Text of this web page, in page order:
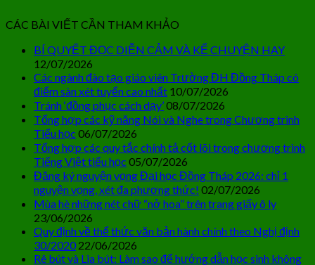
CÁC BÀI VIẾT CẦN THAM KHẢO
BÍ QUYẾT ĐỌC DIỄN CẢM VÀ KỂ CHUYỆN HAY
12/07/2026
Các ngành đào tạo giáo viên Trường ĐH Đồng Tháp có
điểm sàn xét tuyển cao nhất 10/07/2026
Tránh ‘đồng phục cách dạy’08/07/2026
Tổng hợp các kỹ năng Nói và Nghe trong Chương trình
Tiểu học 06/07/2026
Tổng hợp các quy tắc chính tả cốt lõi trong chương trình
Tiếng Việt tiểu học 05/07/2026
Đăng ký nguyện vọng Đại học Đồng Tháp 2026: chỉ 1
nguyện vọng, xét đa phương thức! 02/07/2026
Mùa hè những nét chữ “nở hoa” trên trang giấy ô ly
23/06/2026
Quy định về thể thức văn bản hành chính theo Nghị định
30/2020 22/06/2026
Rê bút và Lia bút: Làm sao để hướng dẫn học sinh không